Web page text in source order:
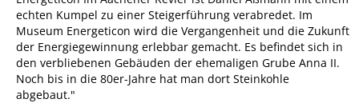
echten Kumpel zu einer Steigerführung verabredet. Im
Museum Energeticon wird die Vergangenheit und die Zukunft
der Energiegewinnung erlebbar gemacht. Es befindet sich in
den verbliebenen Gebäuden der ehemaligen Grube Anna II.
Noch bis in die 80er-Jahre hat man dort Steinkohle
abgebaut."